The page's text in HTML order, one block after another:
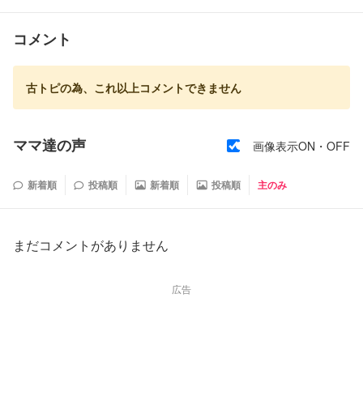
コメント
古トピの為、これ以上コメントできません
ママ達の声 画像表示ON・OFF
新着順 投稿順 新着順 投稿順 主のみ
まだコメントがありません
広告